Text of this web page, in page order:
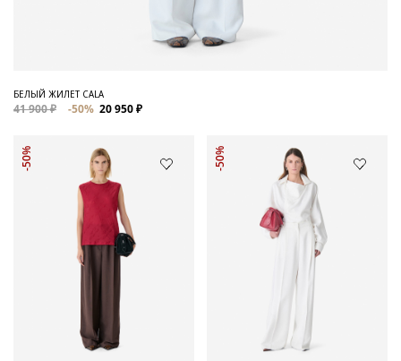
БЕЛЫЙ ЖИЛЕТ CALA
41 900 ₽ -50% 20 950 ₽
-50% -50%